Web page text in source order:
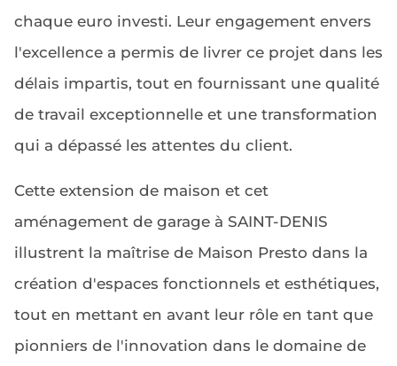
chaque euro investi. Leur engagement envers
l'excellence a permis de livrer ce projet dans les
délais impartis, tout en fournissant une qualité
de travail exceptionnelle et une transformation
qui a dépassé les attentes du client.
Cette extension de maison et cet
aménagement de garage à SAINT-DENIS
illustrent la maîtrise de Maison Presto dans la
création d'espaces fonctionnels et esthétiques,
tout en mettant en avant leur rôle en tant que
pionniers de l'innovation dans le domaine de